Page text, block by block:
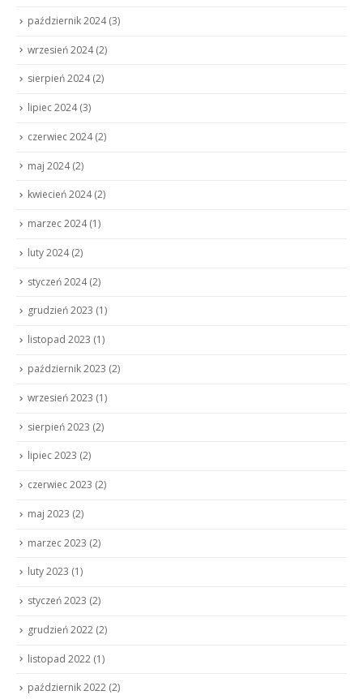
październik 2024(3)
wrzesień 2024(2)
sierpień 2024(2)
lipiec 2024(3)
czerwiec 2024(2)
maj 2024(2)
kwiecień 2024(2)
marzec 2024(1)
luty 2024(2)
styczeń 2024(2)
grudzień 2023 (1)
listopad 2023 (1)
październik 2023 (2)
wrzesień 2023 (1)
sierpień 2023 (2)
lipiec 2023 (2)
czerwiec 2023 (2)
maj 2023 (2)
marzec 2023 (2)
luty 2023 (1)
styczeń 2023 (2)
grudzień 2022 (2)
listopad 2022 (1)
październik 2022 (2)